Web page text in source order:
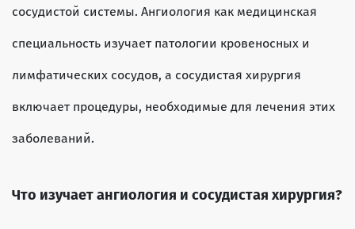
сосудистой системы. Ангиология как медицинская
специальность изучает патологии кровеносных и
лимфатических сосудов, а сосудистая хирургия
включает процедуры, необходимые для лечения этих
заболеваний.
Что изучает ангиология и сосудистая хирургия?